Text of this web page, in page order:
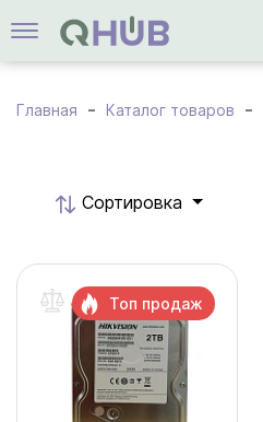
Главная Каталог товаров
Cортировка
Топ продаж